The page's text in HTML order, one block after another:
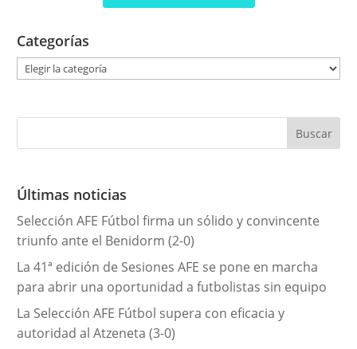
Categorías
g
r
a
s
Últimas noticias
Selección AFE Fútbol firma un sólido y convincente
triunfo ante el Benidorm (2-0)
La 41ª edición de Sesiones AFE se pone en marcha
para abrir una oportunidad a futbolistas sin equipo
La Selección AFE Fútbol supera con eficacia y
autoridad al Atzeneta (3-0)